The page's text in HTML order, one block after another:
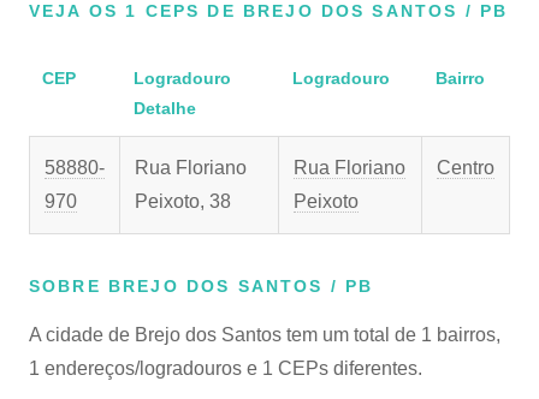
VEJA OS 1 CEPS DE BREJO DOS SANTOS / PB
CEP
Logradouro
Detalhe
Logradouro Bairro
58880-
970
Rua Floriano
Peixoto, 38
Rua Floriano
Peixoto
Centro
SOBRE BREJO DOS SANTOS / PB
A cidade de Brejo dos Santos tem um total de 1 bairros,
1 endereços/logradouros e 1 CEPs diferentes.